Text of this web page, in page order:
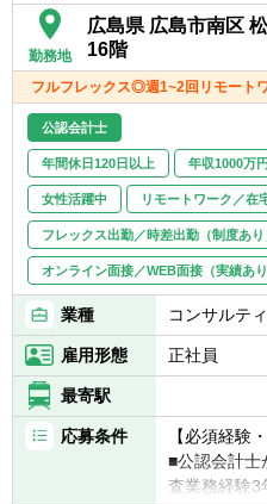
■事業再構
ズDD等）
価。
■またM&A未
験し、その
ビジネスDD
要業務を一
す。
■アソシエ
⇒ アシスタ
（チームを
チームにて
ネージャー
■事業部長
勤務地
広島県 広島市南区
16階
フルフレックス◎週1~2回リモート
公認会計士
年間休日120日以上 年収1000万
女性活躍中 リモートワーク／在
フレックス出勤／時差出勤（制度あり
オンライン面接／WEB面接（実績あり
業種 コンサルテ
雇用形態 正社員
最寄駅
応募条件
【必須経験
■公認会計士
査業務経験3